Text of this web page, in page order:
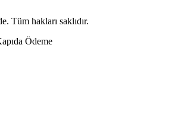
Tüm hakları saklıdır.
Ödeme